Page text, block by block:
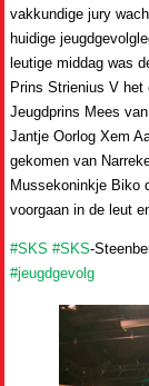
vakkundige jury
huidige
leutige middag was
Prins Strienius V het
Jeugdprins Mees
Jantje Oorlog Xem
gekomen van
Mussekoninkje Biko
voorgaan in de leut
#SKS #SKS-
#jeugdgevolg